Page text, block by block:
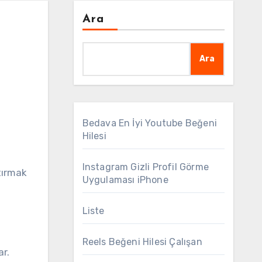
Ara
Ara
Bedava En İyi Youtube Beğeni
Hilesi
Instagram Gizli Profil Görme
Uygulaması iPhone
Liste
Reels Beğeni Hilesi Çalışan